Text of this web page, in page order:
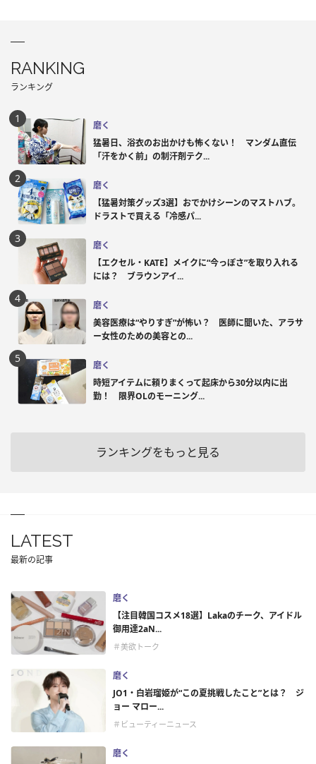
RANKING
ランキング
磨く
猛暑日、浴衣のお出かけも怖くない！ マンダム直伝
「汗をかく前」の制汗剤テク...
磨く
【猛暑対策グッズ3選】おでかけシーンのマストハブ。
ドラストで買える「冷感パ...
磨く
【エクセル・KATE】メイクに“今っぽさ”を取り入れる
には？ ブラウンアイ...
磨く
美容医療は“やりすぎ”が怖い？ 医師に聞いた、アラサ
ー女性のための美容との...
磨く
時短アイテムに頼りまくって起床から30分以内に出
勤！ 限界OLのモーニング...
ランキングをもっと見る
LATEST
最新の記事
磨く
【注目韓国コスメ18選】Lakaのチーク、アイドル
御用達2aN...
＃美欲トーク
磨く
JO1・白岩瑠姫が“この夏挑戦したこと”とは？ ジ
ョー マロー...
＃ビューティーニュース
磨く